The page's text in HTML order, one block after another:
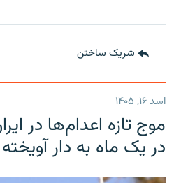
شریک ساختن
اسد ۱۶, ۱۴۰۵
در یک ماه به دار